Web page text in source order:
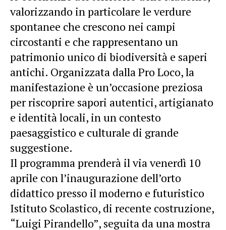
valorizzando in particolare le verdure
spontanee che crescono nei campi
circostanti e che rappresentano un
patrimonio unico di biodiversità e saperi
antichi. Organizzata dalla Pro Loco, la
manifestazione è un’occasione preziosa
per riscoprire sapori autentici, artigianato
e identità locali, in un contesto
paesaggistico e culturale di grande
suggestione.
Il programma prenderà il via venerdì 10
aprile con l’inaugurazione dell’orto
didattico presso il moderno e futuristico
Istituto Scolastico, di recente costruzione,
“Luigi Pirandello”, seguita da una mostra